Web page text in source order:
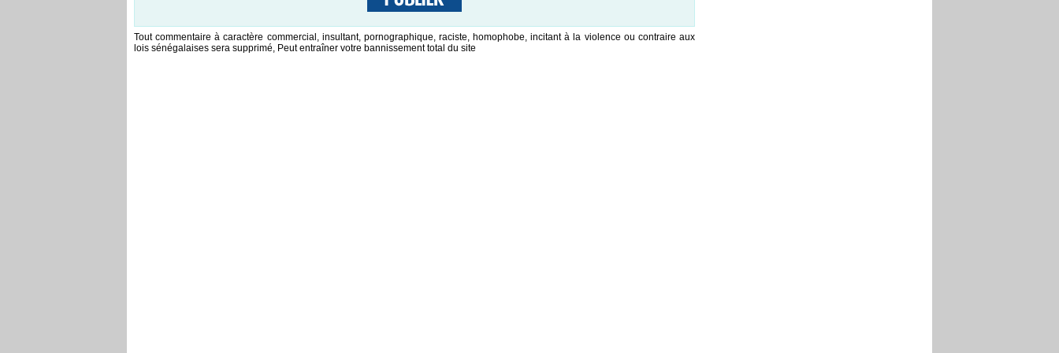
Tout commentaire à caractère commercial, insultant, pornographique, raciste, homophobe, incitant à la violence ou contraire aux
lois sénégalaises sera supprimé, Peut entraîner votre bannissement total du site